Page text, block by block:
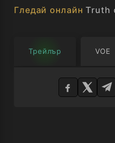
Гледай онлайнTruth
Трейлър VOE